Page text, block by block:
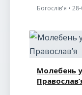
Богослів'я •
Молебень